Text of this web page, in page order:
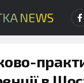
NEWS